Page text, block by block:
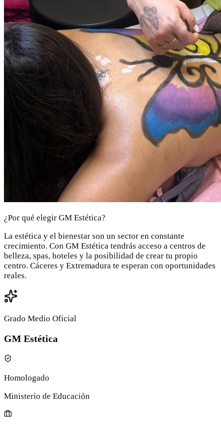
¿Por qué elegir GM Estética?
La estética y el bienestar son un sector en constante
crecimiento. Con GM Estética tendrás acceso a centros de
belleza, spas, hoteles y la posibilidad de crear tu propio
centro. Cáceres y Extremadura te esperan con oportunidades
reales.
Grado Medio Oficial
GM Estética
Homologado
Ministerio de Educación